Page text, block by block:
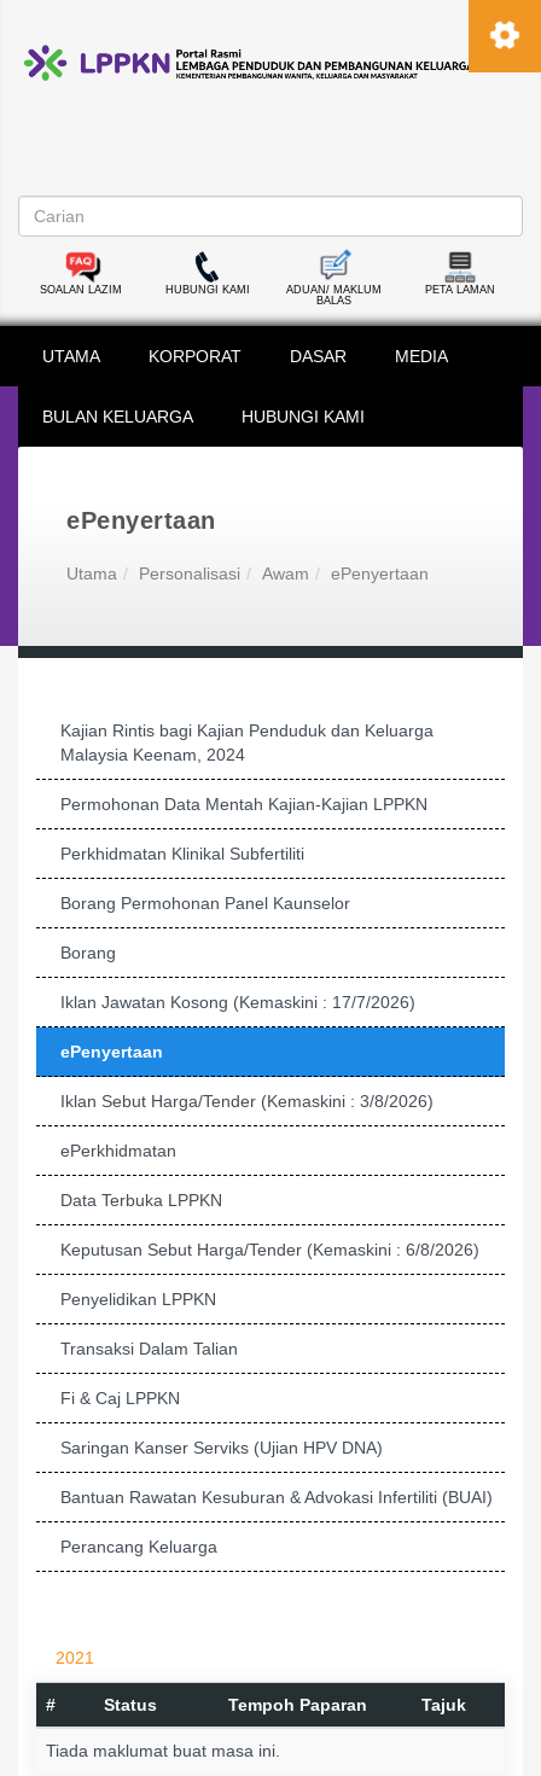
SOALAN LAZIM HUBUNGI KAMI
ADUAN/ MAKLUM
BALAS
PETA LAMAN
UTAMA KORPORAT DASAR MEDIA
BULAN KELUARGA HUBUNGI KAMI
ePenyertaan
Utama Personalisasi Awam ePenyertaan
Kajian Rintis bagi Kajian Penduduk dan Keluarga
Malaysia Keenam, 2024
Permohonan Data Mentah Kajian-Kajian LPPKN
Perkhidmatan Klinikal Subfertiliti
Borang Permohonan Panel Kaunselor
Borang
Iklan Jawatan Kosong (Kemaskini : 17/7/2026)
ePenyertaan
Iklan Sebut Harga/Tender (Kemaskini : 3/8/2026)
ePerkhidmatan
Data Terbuka LPPKN
Keputusan Sebut Harga/Tender (Kemaskini : 6/8/2026)
Penyelidikan LPPKN
Transaksi Dalam Talian
Fi & Caj LPPKN
Saringan Kanser Serviks (Ujian HPV DNA)
Bantuan Rawatan Kesuburan & Advokasi Infertiliti (BUAI)
Perancang Keluarga
2021
# Status Tempoh Paparan Tajuk
Tiada maklumat buat masa ini.